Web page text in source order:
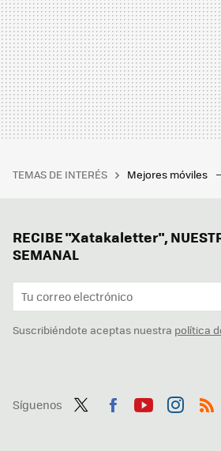
TEMAS DE INTERÉS Mejores móviles
RECIBE "Xatakaletter",
SEMANAL
Suscribiéndote aceptas nuestra política
Síguenos